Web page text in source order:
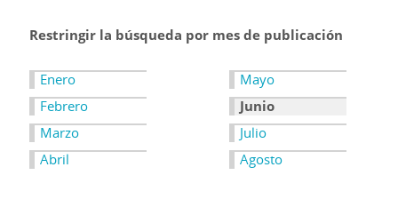
Restringir la búsqueda por mes de publicación
Enero
Febrero
Marzo
Abril
Mayo
Junio
Julio
Agosto